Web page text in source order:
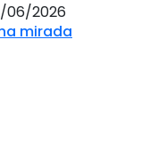
06/2026
mirada